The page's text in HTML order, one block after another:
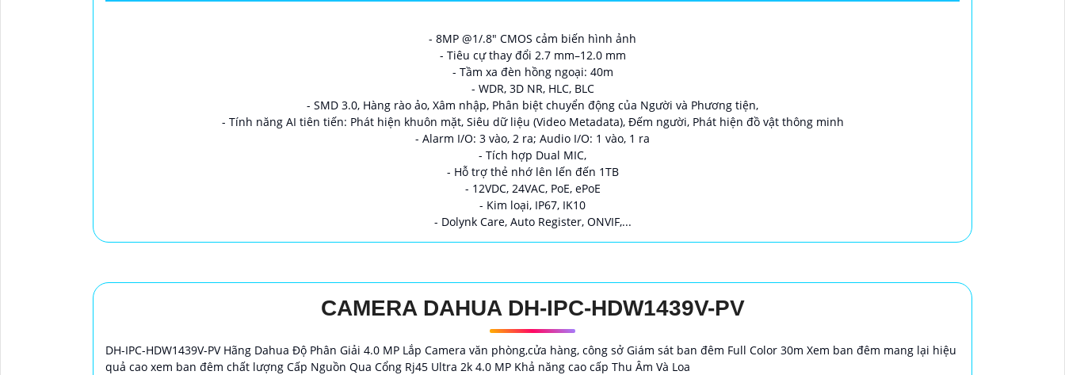
- 8MP @1/.8" CMOS cảm biến hình ảnh
- Tiêu cự thay đổi 2.7 mm–12.0 mm
- Tầm xa đèn hồng ngoại: 40m
- WDR, 3D NR, HLC, BLC
- SMD 3.0, Hàng rào ảo, Xâm nhập, Phân biệt chuyển động của Người và Phương tiện,
- Tính năng AI tiên tiến: Phát hiện khuôn mặt, Siêu dữ liệu (Video Metadata), Đếm người, Phát hiện đồ vật thông minh
- Alarm I/O: 3 vào, 2 ra; Audio I/O: 1 vào, 1 ra
- Tích hợp Dual MIC,
- Hỗ trợ thẻ nhớ lên lến đến 1TB
- 12VDC, 24VAC, PoE, ePoE
- Kim loại, IP67, IK10
- Dolynk Care, Auto Register, ONVIF,...
CAMERA DAHUA DH-IPC-HDW1439V-PV
DH-IPC-HDW1439V-PV Hãng Dahua Độ Phân Giải 4.0 MP Lắp Camera văn phòng,cửa hàng, công sở Giám sát ban đêm Full Color 30m Xem ban đêm mang lại hiệu
quả cao xem ban đêm chất lượng Cấp Nguồn Qua Cổng Rj45 Ultra 2k 4.0 MP Khả năng cao cấp Thu Âm Và Loa